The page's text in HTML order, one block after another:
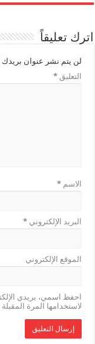
اترك تعليقاً
لن يتم نشر عنوان بريدك
التعليق*
الاسم*
البريد الإلكتروني*
الموقع الإلكتروني
احفظ اسمي، بريدي
لاستخدامها المرة